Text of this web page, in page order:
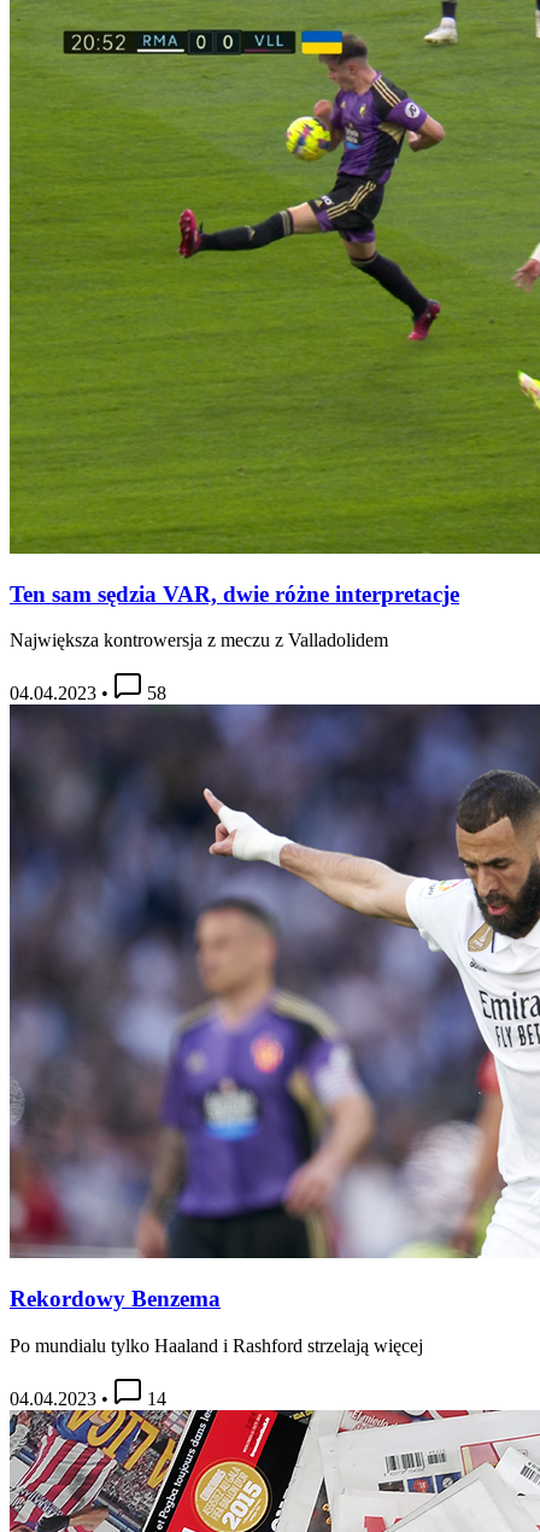
Ten sam sędzia VAR, dwie różne interpretacje
Największa kontrowersja z meczu z Valladolidem
04.04.2023 • 58
Rekordowy Benzema
Po mundialu tylko Haaland i Rashford strzelają więcej
04.04.2023 • 14